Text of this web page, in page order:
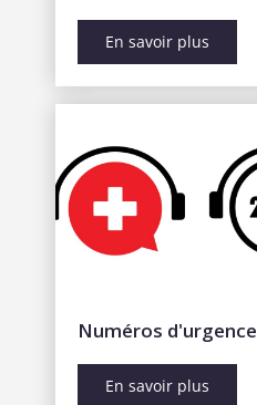
En savoir plus
Numéros d'urgence
En savoir plus